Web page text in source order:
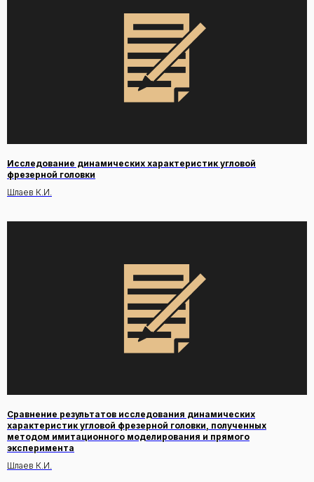
Исследование динамических характеристик угловой
фрезерной головки
Шлаев К.И.
Сравнение результатов исследования динамических
характеристик угловой фрезерной головки, полученных
методом имитационного моделирования и прямого
эксперимента
Шлаев К.И.